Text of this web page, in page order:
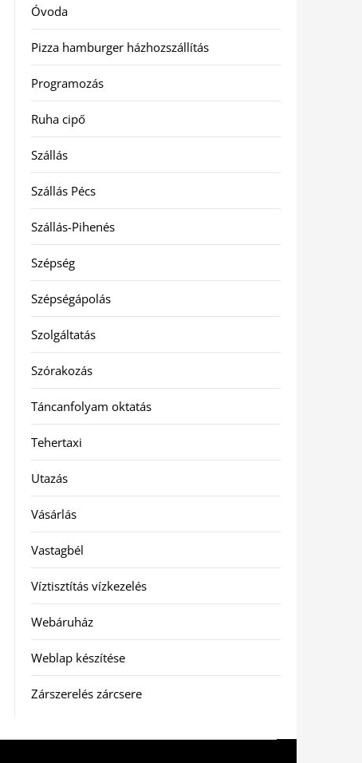
Óvoda
Pizza hamburger házhozszállítás
Programozás
Ruha cipő
Szállás
Szállás Pécs
Szállás-Pihenés
Szépség
Szépségápolás
Szolgáltatás
Szórakozás
Táncanfolyam oktatás
Tehertaxi
Utazás
Vásárlás
Vastagbél
Víztisztítás vízkezelés
Webáruház
Weblap készítése
Zárszerelés zárcsere